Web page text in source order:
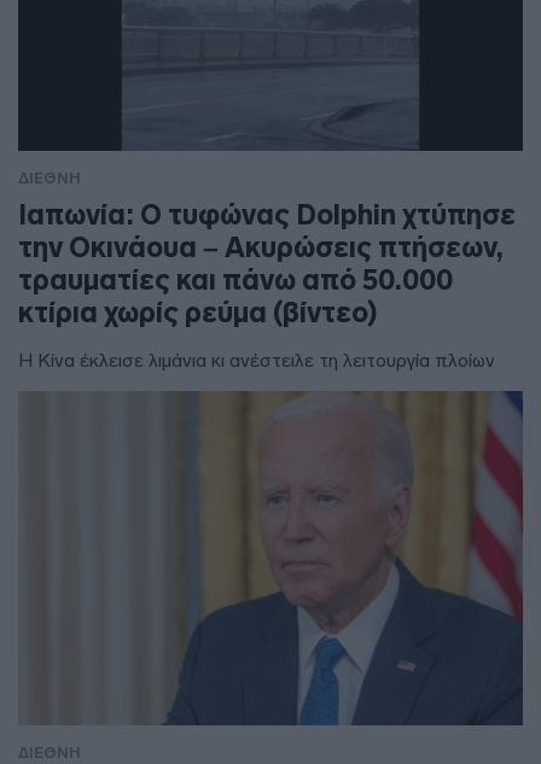
ΔΙΕΘΝΗ
Ιαπωνία: Ο τυφώνας Dolphin χτύπησε
την Οκινάουα – Ακυρώσεις πτήσεων,
τραυματίες και πάνω από 50.000
κτίρια χωρίς ρεύμα (βίντεο)
Η Κίνα έκλεισε λιμάνια κι ανέστειλε τη λειτουργία πλοίων
ΔΙΕΘΝΗ